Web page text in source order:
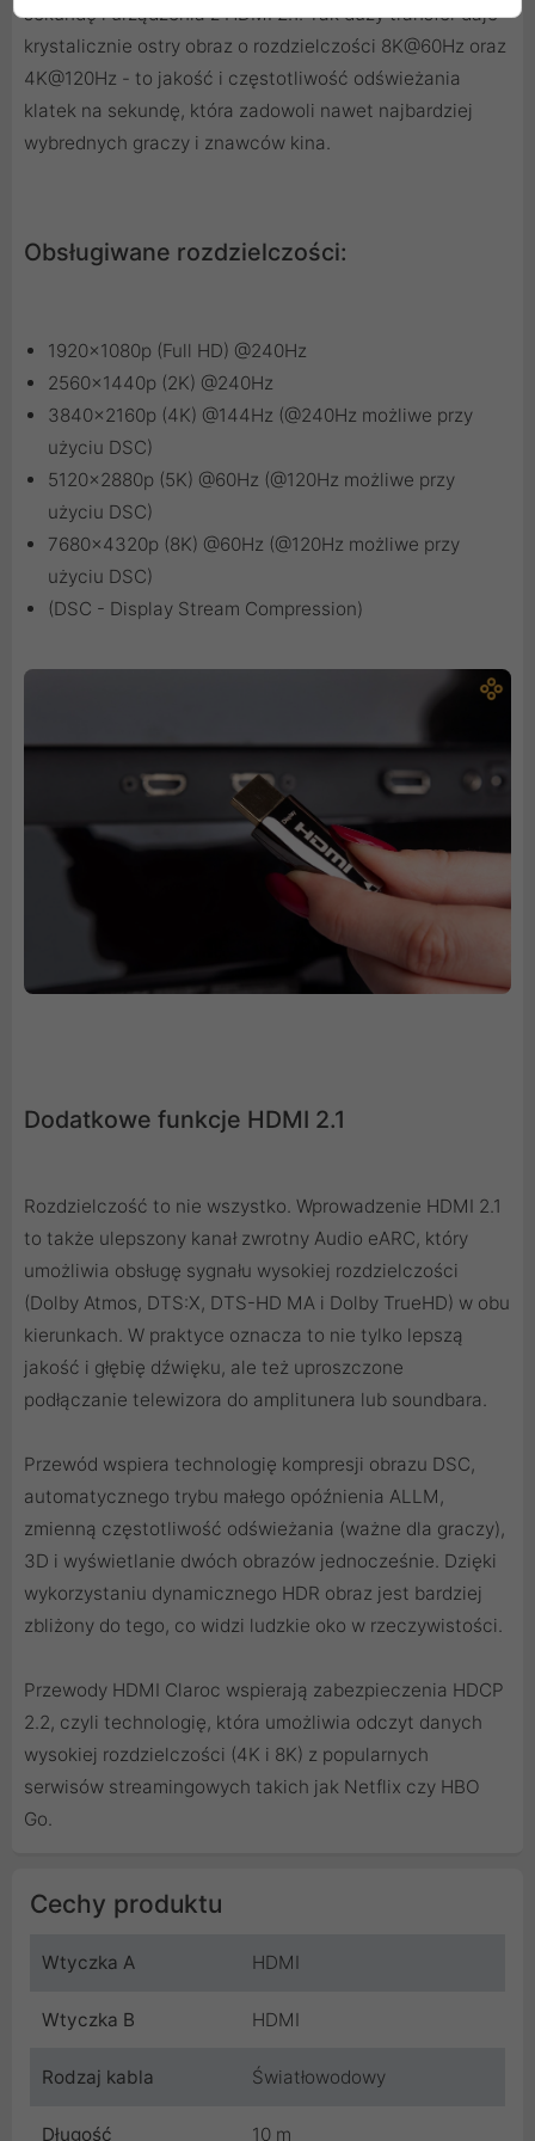
sekundę i urządzenia z HDMI 2.1. Tak duży transfer daje
krystalicznie ostry obraz o rozdzielczości 8K@60Hz oraz
4K@120Hz - to jakość i częstotliwość odświeżania
klatek na sekundę, która zadowoli nawet najbardziej
wybrednych graczy i znawców kina.
Obsługiwane rozdzielczości:
1920x1080p (Full HD) @240Hz
2560x1440p (2K) @240Hz
3840x2160p (4K) @144Hz (@240Hz możliwe przy
użyciu DSC)
5120x2880p (5K) @60Hz (@120Hz możliwe przy
użyciu DSC)
7680x4320p (8K) @60Hz (@120Hz możliwe przy
użyciu DSC)
(DSC - Display Stream Compression)
Dodatkowe funkcje HDMI 2.1
Rozdzielczość to nie wszystko. Wprowadzenie HDMI 2.1
to także ulepszony kanał zwrotny Audio eARC, który
umożliwia obsługę sygnału wysokiej rozdzielczości
(Dolby Atmos, DTS:X, DTS-HD MA i Dolby TrueHD) w obu
kierunkach. W praktyce oznacza to nie tylko lepszą
jakość i głębię dźwięku, ale też uproszczone
podłączanie telewizora do amplitunera lub soundbara.
Przewód wspiera technologię kompresji obrazu DSC,
automatycznego trybu małego opóźnienia ALLM,
zmienną częstotliwość odświeżania (ważne dla graczy),
3D i wyświetlanie dwóch obrazów jednocześnie. Dzięki
wykorzystaniu dynamicznego HDR obraz jest bardziej
zbliżony do tego, co widzi ludzkie oko w rzeczywistości.
Przewody HDMI Claroc wspierają zabezpieczenia HDCP
2.2, czyli technologię, która umożliwia odczyt danych
wysokiej rozdzielczości (4K i 8K) z popularnych
serwisów streamingowych takich jak Netflix czy HBO
Go.
Cechy produktu
Wtyczka A HDMI
Wtyczka B HDMI
Rodzaj kabla Światłowodowy
Długość 10 m